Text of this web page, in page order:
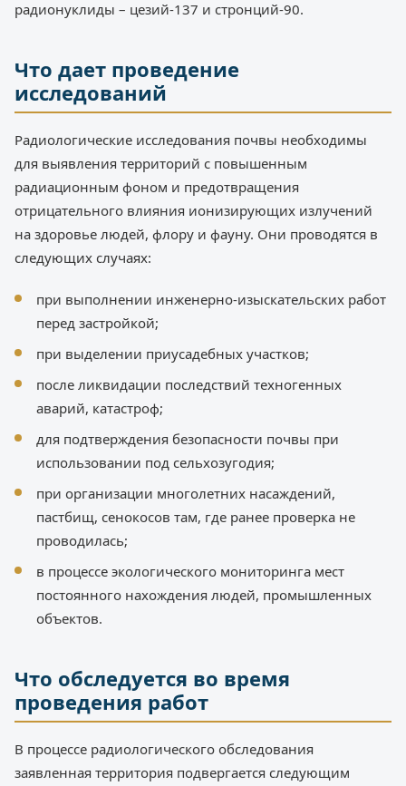
радионуклиды – цезий-137 и стронций-90.
Что дает проведение
исследований
Радиологические исследования почвы необходимы
для выявления территорий с повышенным
радиационным фоном и предотвращения
отрицательного влияния ионизирующих излучений
на здоровье людей, флору и фауну. Они проводятся в
следующих случаях:
при выполнении инженерно-изыскательских работ
перед застройкой;
при выделении приусадебных участков;
после ликвидации последствий техногенных
аварий, катастроф;
для подтверждения безопасности почвы при
использовании под сельхозугодия;
при организации многолетних насаждений,
пастбищ, сенокосов там, где ранее проверка не
проводилась;
в процессе экологического мониторинга мест
постоянного нахождения людей, промышленных
объектов.
Что обследуется во время
проведения работ
В процессе радиологического обследования
заявленная территория подвергается следующим